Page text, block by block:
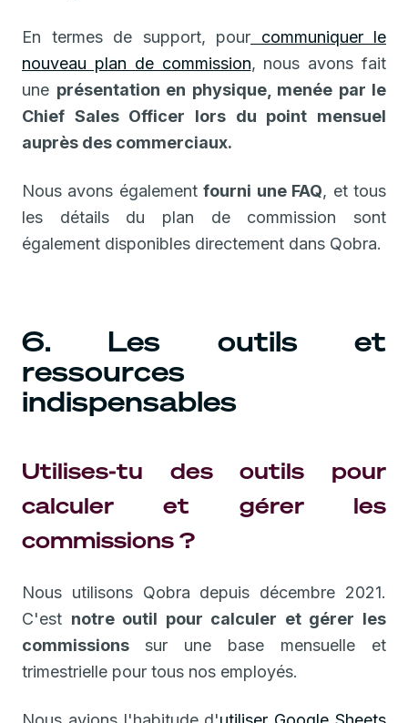
En termes de support, pour communiquer le
nouveau plan de commission, nous avons fait
une présentation en physique, menée par le
Chief Sales Officer lors du point mensuel
auprès des commerciaux.
Nous avons égalementfourni une FAQ, et tous
les détails du plan de commission sont
également disponibles directement dans Qobra.
6. Les outils et
ressources
indispensables
Utilises-tu des outils pour
calculer et gérer les
commissions ?
Nous utilisons Qobra depuis décembre 2021.
C'est notre outil pour calculer et gérer les
commissions sur une base mensuelle et
trimestrielle pour tous nos employés.